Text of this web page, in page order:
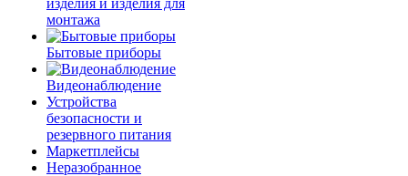
изделия и изделия для
монтажа
Бытовые приборы
Видеонаблюдение
Устройства
безопасности и
резервного питания
Маркетплейсы
Неразобранное